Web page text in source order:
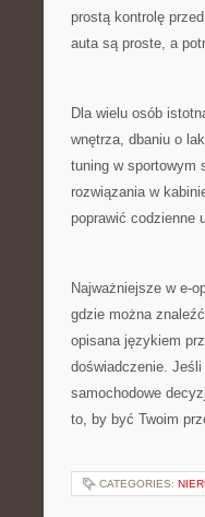
prostą kontrolę
auta są proste, a
Dla wielu osób
wnętrza, dbaniu o
tuning w sportowym
rozwiązania w
poprawić codzienne
Najważniejsze w e-
gdzie można
opisana językiem
doświadczenie.
samochodowe
to, by być Twoim
CATEGORIES: